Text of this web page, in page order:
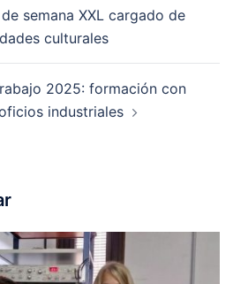
semana XXL cargado de
culturales
2025: formación con
industriales